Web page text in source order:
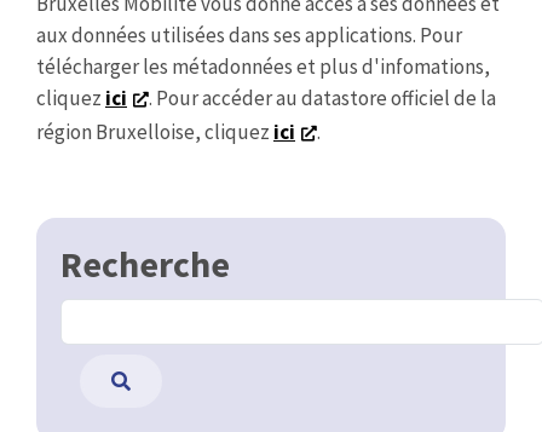
aux données utilisées dans ses applications. Pour
télécharger les métadonnées et plus d'infomations,
cliquez ici
. Pour accéder au datastore officiel de la
région Bruxelloise, cliquez ici .
Recherche